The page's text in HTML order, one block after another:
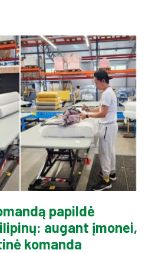
papildė
augant įmonei,
komanda